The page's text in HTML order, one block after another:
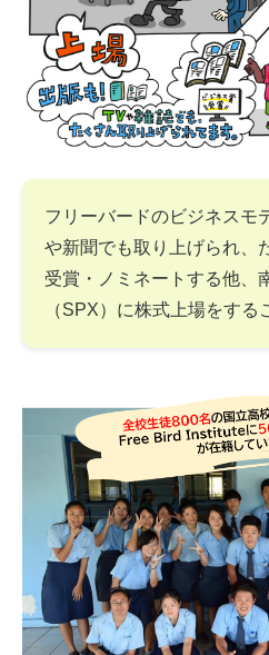
フリーバードのビジネスモ
や新聞でも取り上げられ、
受賞・ノミネートする他、
（SPX）に株式上場をする